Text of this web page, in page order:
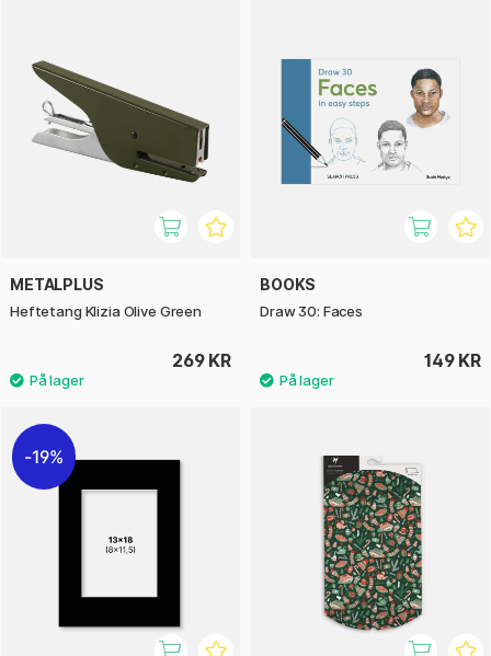
METALPLUS
Heftetang Klizia Olive Green
269 KR
BOOKS
Draw 30: Faces
149 KR
19%